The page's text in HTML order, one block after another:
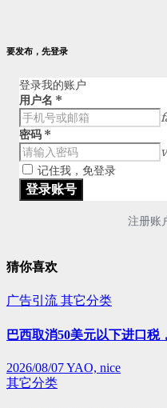
要发布，先登录
登录我的账户
用户名 *
密码 *
记住我，免登录
注册账
猜你喜欢
广告引流 其它分类
巴西取消50美元以下进口税
2026/08/07YAO, nice
其它分类